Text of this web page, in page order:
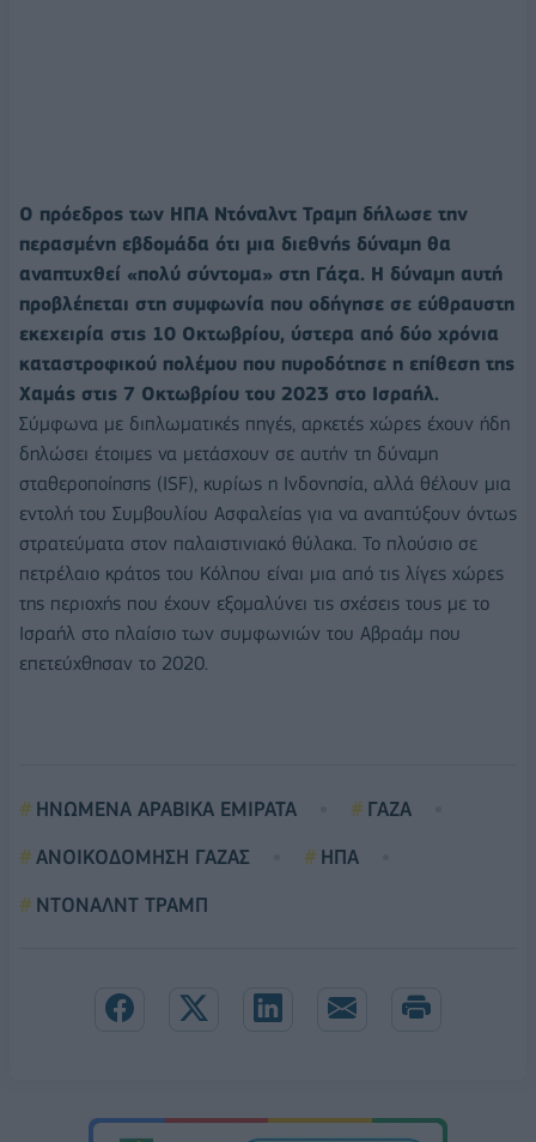
Ο πρόεδρος των ΗΠΑ Ντόναλντ Τραμπ δήλωσε την
περασμένη εβδομάδα ότι μια διεθνής δύναμη θα
αναπτυχθεί «πολύ σύντομα» στη Γάζα. Η δύναμη αυτή
προβλέπεται στη συμφωνία που οδήγησε σε εύθραυστη
εκεχειρία στις 10 Οκτωβρίου, ύστερα από δύο χρόνια
καταστροφικού πολέμου που πυροδότησε η επίθεση της
Χαμάς στις 7 Οκτωβρίου του 2023 στο Ισραήλ.
Σύμφωνα με διπλωματικές πηγές, αρκετές χώρες έχουν ήδη
δηλώσει έτοιμες να μετάσχουν σε αυτήν τη δύναμη
σταθεροποίησης (ISF), κυρίως η Ινδονησία, αλλά θέλουν μια
εντολή του Συμβουλίου Ασφαλείας για να αναπτύξουν όντως
στρατεύματα στον παλαιστινιακό θύλακα. Το πλούσιο σε
πετρέλαιο κράτος του Κόλπου είναι μια από τις λίγες χώρες
της περιοχής που έχουν εξομαλύνει τις σχέσεις τους με το
Ισραήλ στο πλαίσιο των συμφωνιών του Αβραάμ που
επετεύχθησαν το 2020.
ΗΝΩΜΕΝΑ ΑΡΑΒΙΚΑ ΕΜΙΡΑΤΑ
ΓΑΖΑ
ΑΝΟΙΚΟΔΟΜΗΣΗ ΓΑΖΑΣ
ΗΠΑ
ΝΤΟΝΑΛΝΤ ΤΡΑΜΠ